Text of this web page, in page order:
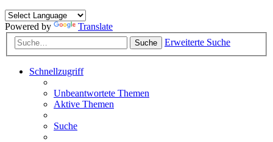
Powered by Translate
Suche Erweiterte Suche
Schnellzugriff
Unbeantwortete Themen
Aktive Themen
Suche